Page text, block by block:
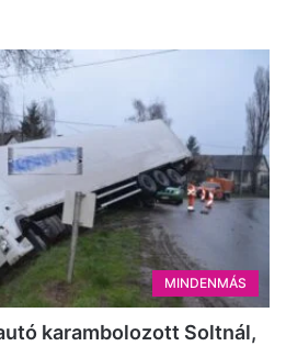
MINDENMÁS
karambolozott Soltnál,